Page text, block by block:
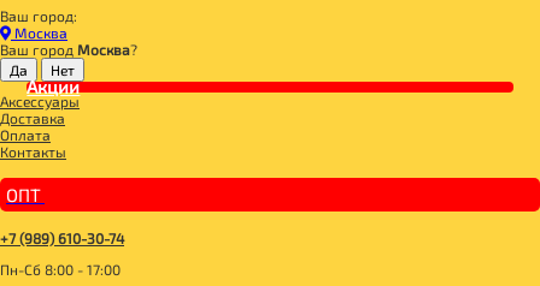
Ваш город:
Москва
Ваш город Москва?
Акции
Аксессуары
Доставка
Оплата
Контакты
ОПТ
+7 (989) 610-30-74
Пн-Сб 8:00 - 17:00
Главная
ДЛЯ ЗДОРОВОГО ПИТАНИЯ
СУПЕРФУДЫ
МАСЛА
DIAL-EXPORT 250мл. Масло Конопляное